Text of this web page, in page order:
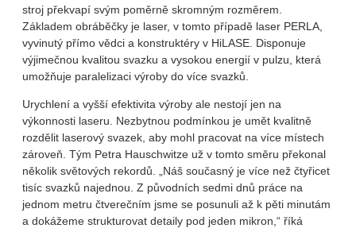
stroj překvapí svým poměrně skromným rozměrem.
Základem obráběčky je laser, v tomto případě laser PERLA,
vyvinutý přímo vědci a konstruktéry v HiLASE. Disponuje
výjimečnou kvalitou svazku a vysokou energií v pulzu, která
umožňuje paralelizaci výroby do více svazků.
Urychlení a vyšší efektivita výroby ale nestojí jen na
výkonnosti laseru. Nezbytnou podmínkou je umět kvalitně
rozdělit laserový svazek, aby mohl pracovat na více místech
zároveň. Tým Petra Hauschwitze už v tomto směru překonal
několik světových rekordů. „Náš současný je více než čtyřicet
tisíc svazků najednou. Z původních sedmi dnů práce na
jednom metru čtverečním jsme se posunuli až k pěti minutám
a dokážeme strukturovat detaily pod jeden mikron,“ říká